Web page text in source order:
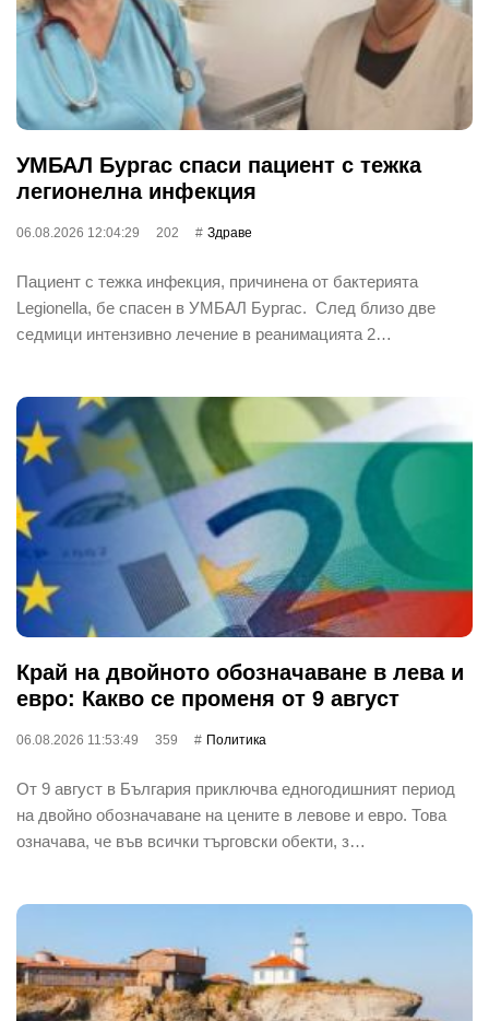
УМБАЛ Бургас спаси пациент с тежка
легионелна инфекция
06.08.2026 12:04:29 202 Здраве
Пациент с тежка инфекция, причинена от бактерията
Legionella, бе спасен в УМБАЛ Бургас. След близо две
седмици интензивно лечение в реанимацията 2…
Край на двойното обозначаване в лева и
евро: Какво се променя от 9 август
06.08.2026 11:53:49 359 Политика
От 9 август в България приключва едногодишният период
на двойно обозначаване на цените в левове и евро. Това
означава, че във всички търговски обекти, з…